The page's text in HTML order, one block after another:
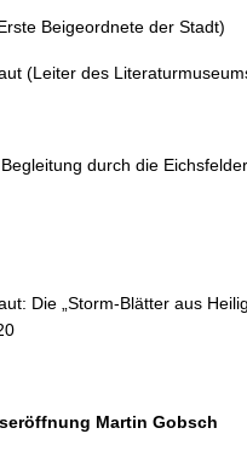
Beigeordnete der Stadt)
(Leiter des
durch die
Die „Storm-Blätter aus
Martin Gobsch